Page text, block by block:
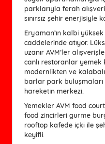
parklarıyla ferah
sınırsız şehir enerjisiyle
Eryaman’ın kalbi
caddelerinde atıyor.
uzanır AVM’ler
canlı restoranlar yemek
modernlikten ve
barlar park
hareketin merkezi.
Yemekler AVM food
food zincirleri gurme
rooftop kafede içki ile
keyifli.